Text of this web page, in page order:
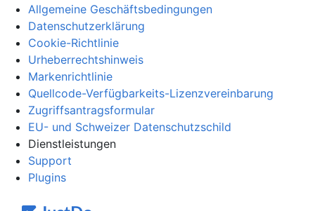
Allgemeine Geschäftsbedingungen
Datenschutzerklärung
Cookie-Richtlinie
Urheberrechtshinweis
Markenrichtlinie
Quellcode-Verfügbarkeits-Lizenzvereinbarung
Zugriffsantragsformular
EU- und Schweizer Datenschutzschild
Dienstleistungen
Support
Plugins